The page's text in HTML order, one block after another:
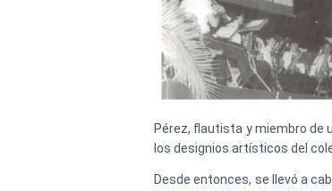
Pérez, flautista y miembro de
los designios artísticos del
Desde entonces, se llevó a